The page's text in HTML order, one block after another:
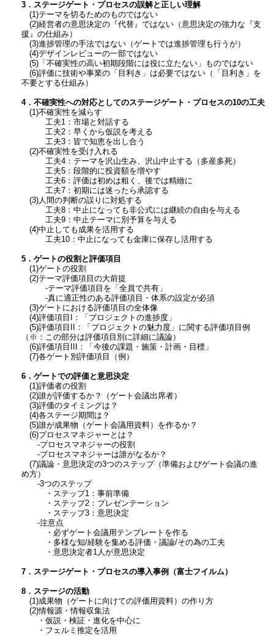
3．ステージゲート・プロセスの誤解と正しい理解
(1)テーマを切るためのものではない
(2)経営者の意思決定の『代替』ではない（意思決定の強力な『支
援』の仕組み）
(3)進捗管理の手法ではない（ゲートでは進捗管理も行うが）
(4)デザインレビューの一部ではない
(5)「不確実性の高い初期段階には役に立たない」ものではない
(6)評価に技術や事業の「目利き」は必要ではない（「目利き」を
不要とする仕組み）
4．不確実性への対応としてのステージゲート・プロセスの10の工夫
(1)不確実性を減らす
工夫1：市場と対話する
工夫2：早くから仮説を考える
工夫3：皆で知恵を出し合う
(2)不確実性を受け入れる
工夫4：テーマを沢山生み、沢山中止する（多産多死）
工夫5：段階的に投資額を増やす
工夫6：評価は初めは粗く、後では精緻に
工夫7：初期には迷ったら承認する
(3)人間の判断の誤りに対処する
工夫8：中止になっても非公式には継続の自由を与える
工夫9：中止テーマに別予算を与える
(4)中止しても成果を活用する
工夫10：中止になっても金庫に保存し活用する
5．ゲートの役割と評価項目
(1)ゲートの役割
(2)テーマ評価項目の大前提
-テーマ評価項目を「全員で共有」
-真に適正性のある評価項目・体系の設定が必須
(3)ゲートにおける評価項目の全体像
(4)評価項目I：「プロジェクトの進捗度」
(5)評価項目II：「プロジェクトの魅力度」に関する評価項目例
（※：この部分は評価項目別に詳細に議論）
(6)評価項目III：「今後の課題・施策・計画・目標」
(7)各ゲート別評価項目（例）
6．ゲートでの評価と意思決定
(1)評価者の役割
(2)誰が評価するか？（ゲート会議出席者）
(3)評価のタイミングは？
(4)各ステージ期間は？
(5)誰が成果物（ゲート会議用資料）を作るか？
(6)プロセスマネジャーとは？
‐プロセスマネジャーの役割
‐プロセスマネジャーは誰がなるか？
(7)議論・意思決定の3つのステップ（準備およびゲート会議の進
め方）
‐3つのステップ
・ステップ1：事前準備
・ステップ2：プレゼンテーション
・ステップ3：意思決定
‐注意点
・必ずゲート会議用テンプレートを作る
・多様な知/経験を集める評価・議論/その為の工夫
・意思決定者1人が意思決定
7．ステージゲート・プロセスの導入事例（富士フイルム）
8．ステージの活動
(1)成果物（ゲートに向けての評価用資料）の作り方
(2)情報源・情報収集法
・仮説・検証・進化を中心に
・フェルミ推定を活用